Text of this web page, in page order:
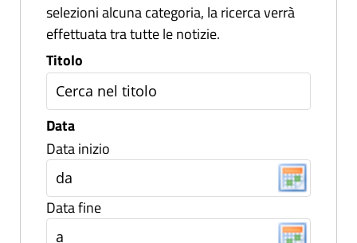
selezioni alcuna categoria, la ricerca verrà
effettuata tra tutte le notizie.
Titolo
Data
Data inizio
Data fine